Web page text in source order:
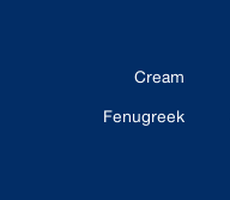
Cream
Fenugreek